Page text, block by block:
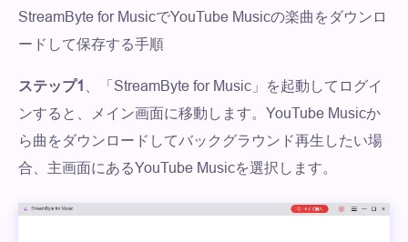
StreamByte for MusicでYouTube Musicの楽曲をダウンロ
ードして保存する手順
ステップ1
、「StreamByte for Music」を起動してログイ
ンすると、メイン画面に移動します。YouTube Musicか
ら曲をダウンロードしてバックグラウンド再生したい場
合、主画面にあるYouTube Musicを選択します。